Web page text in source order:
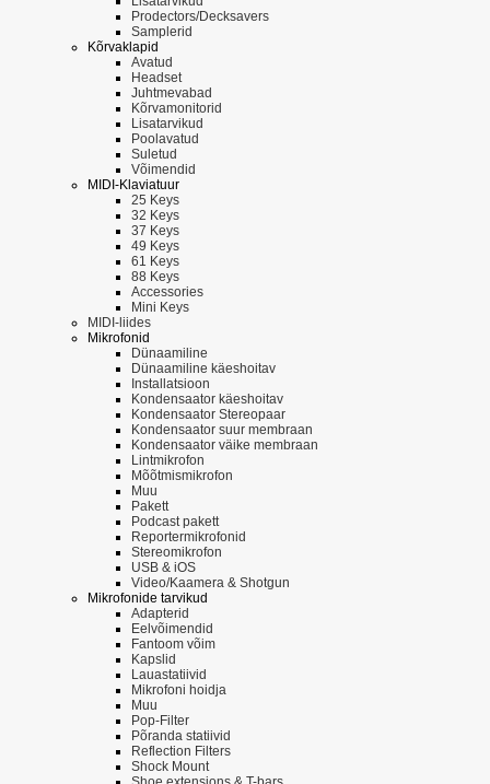
Prodectors/Decksavers
Samplerid
Kõrvaklapid
Avatud
Headset
Juhtmevabad
Kõrvamonitorid
Lisatarvikud
Poolavatud
Suletud
Võimendid
MIDI-Klaviatuur
25 Keys
32 Keys
37 Keys
49 Keys
61 Keys
88 Keys
Accessories
Mini Keys
MIDI-liides
Mikrofonid
Dünaamiline
Dünaamiline käeshoitav
Installatsioon
Kondensaator käeshoitav
Kondensaator Stereopaar
Kondensaator suur membraan
Kondensaator väike membraan
Lintmikrofon
Mõõtmismikrofon
Muu
Pakett
Podcast pakett
Reportermikrofonid
Stereomikrofon
USB & iOS
Video/Kaamera & Shotgun
Mikrofonide tarvikud
Adapterid
Eelvõimendid
Fantoom võim
Kapslid
Lauastatiivid
Mikrofoni hoidja
Muu
Pop-Filter
Põranda statiivid
Reflection Filters
Shock Mount